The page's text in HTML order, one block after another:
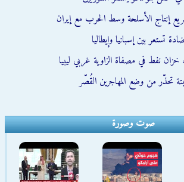
إنتاج الأسلحة وسط الحرب مع إيران
تستعر بين إسبانيا وإيطاليا
نفط في مصفاة الزاوية غربي ليبيا
تحذّر من وضع المهاجرين القُصّر
صوت وصورة